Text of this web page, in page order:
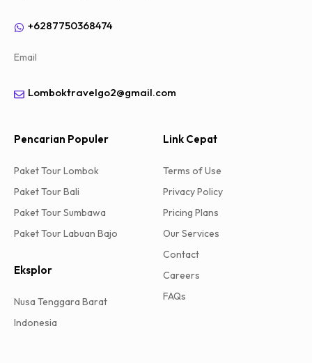
+6287750368474
Email
Lomboktravelgo2@gmail.com
Pencarian Populer
Paket Tour Lombok
Paket Tour Bali
Paket Tour Sumbawa
Paket Tour Labuan Bajo
Eksplor
Nusa Tenggara Barat
Indonesia
Link Cepat
Terms of Use
Privacy Policy
Pricing Plans
Our Services
Contact
Careers
FAQs